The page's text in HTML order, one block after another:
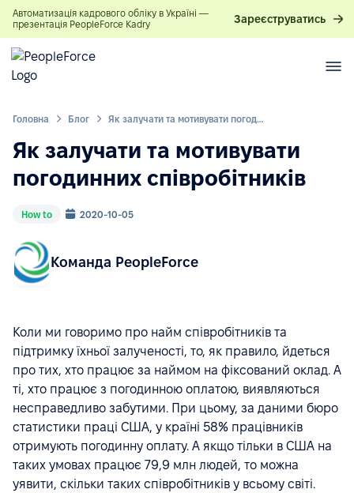
Автоматизація кадрового обліку в Україні —
презентація PeopleForce Kadry
Зареєструватись
Головна Блог Як залучати та мотивувати погодинних співробітників
Як залучати та мотивувати
погодинних співробітників
How to 2020-10-05
Команда PeopleForce
Коли ми говоримо про найм співробітників та
підтримку їхньої залученості, то, як правило, йдеться
про тих, хто працює за наймом на фіксований оклад. А
ті, хто працює з погодинною оплатою, виявляються
несправедливо забутими. При цьому, за даними бюро
статистики праці США, у країні 58% працівників
отримують погодинну оплату. А якщо тільки в США на
таких умовах працює 79,9 млн людей, то можна
уявити, скільки таких співробітників у всьому світі.